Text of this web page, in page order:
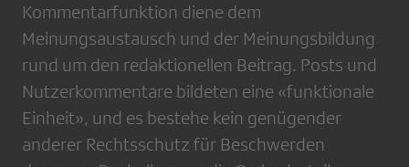
Kommentarfunktion diene dem
Meinungsaustausch und der Meinungsbildung
rund um den redaktionellen Beitrag. Posts und
Nutzerkommentare bildeten eine «funktionale
Einheit», und es bestehe kein genügender
anderer Rechtsschutz für Beschwerden